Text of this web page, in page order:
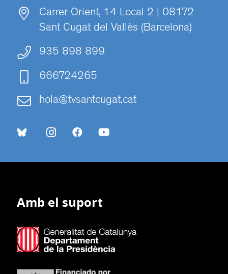
Carrer Orient, 14 Local 2 | 08172
Sant Cugat del Vallès (Barcelona)
935 898 899
666724265
hola@tvsantcugat.cat
Amb el suport